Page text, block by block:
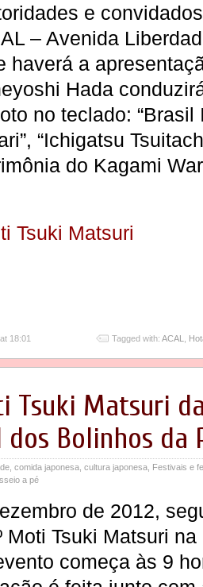
e
– Avenida
haverá a
Hada
no teclado: “Brasil
“Ichigatsu
do Kagami
Tsuki Matsuri
at 18:01 Tagged with: ACAL,
Tsuki Matsuri
dos Bolinhos da
, comida japonesa, cultura japonesa, Festivais e
a pé
de 2012,
Moti Tsuki Matsuri
começa às 9